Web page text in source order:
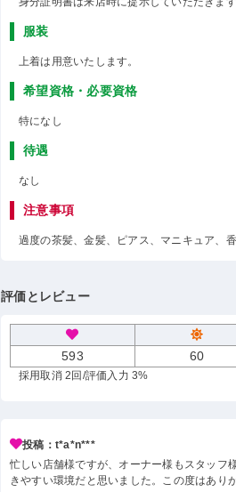
服装
上着は用意いたします。
希望資格・必要資格
特になし
待遇
なし
注意事項
過度の茶髪、金髪、ピアス、マニキュア、香
評価とレビュー
593 60
採用取消 2回 /評価入力 3%
投稿：t*a*n***
忙しい店舗様ですが、オーナー様もスタッフ
きやすい環境だと思いました。この度はあり